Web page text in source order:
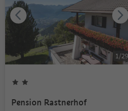
1/29
Pension Rastnerhof